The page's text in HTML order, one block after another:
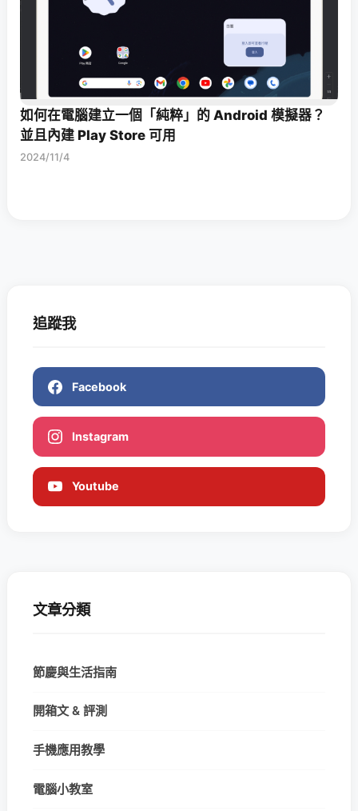
如何在電腦建立一個「純粹」的 Android 模擬器？
並且內建 Play Store 可用
2024/11/4
追蹤我
Facebook
Instagram
Youtube
文章分類
節慶與生活指南
開箱文 & 評測
手機應用教學
電腦小教室